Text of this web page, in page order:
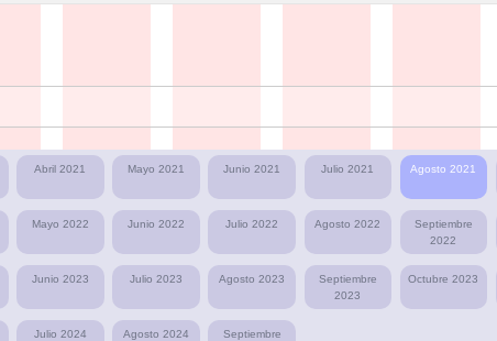
Abril 2021 Mayo 2021 Junio 2021 Julio 2021 Agosto 2021
Mayo 2022 Junio 2022 Julio 2022 Agosto 2022
Septiembre
2022
Junio 2023 Julio 2023 Agosto 2023
Septiembre
2023
Octubre 2023
Julio 2024 Agosto 2024
Septiembre